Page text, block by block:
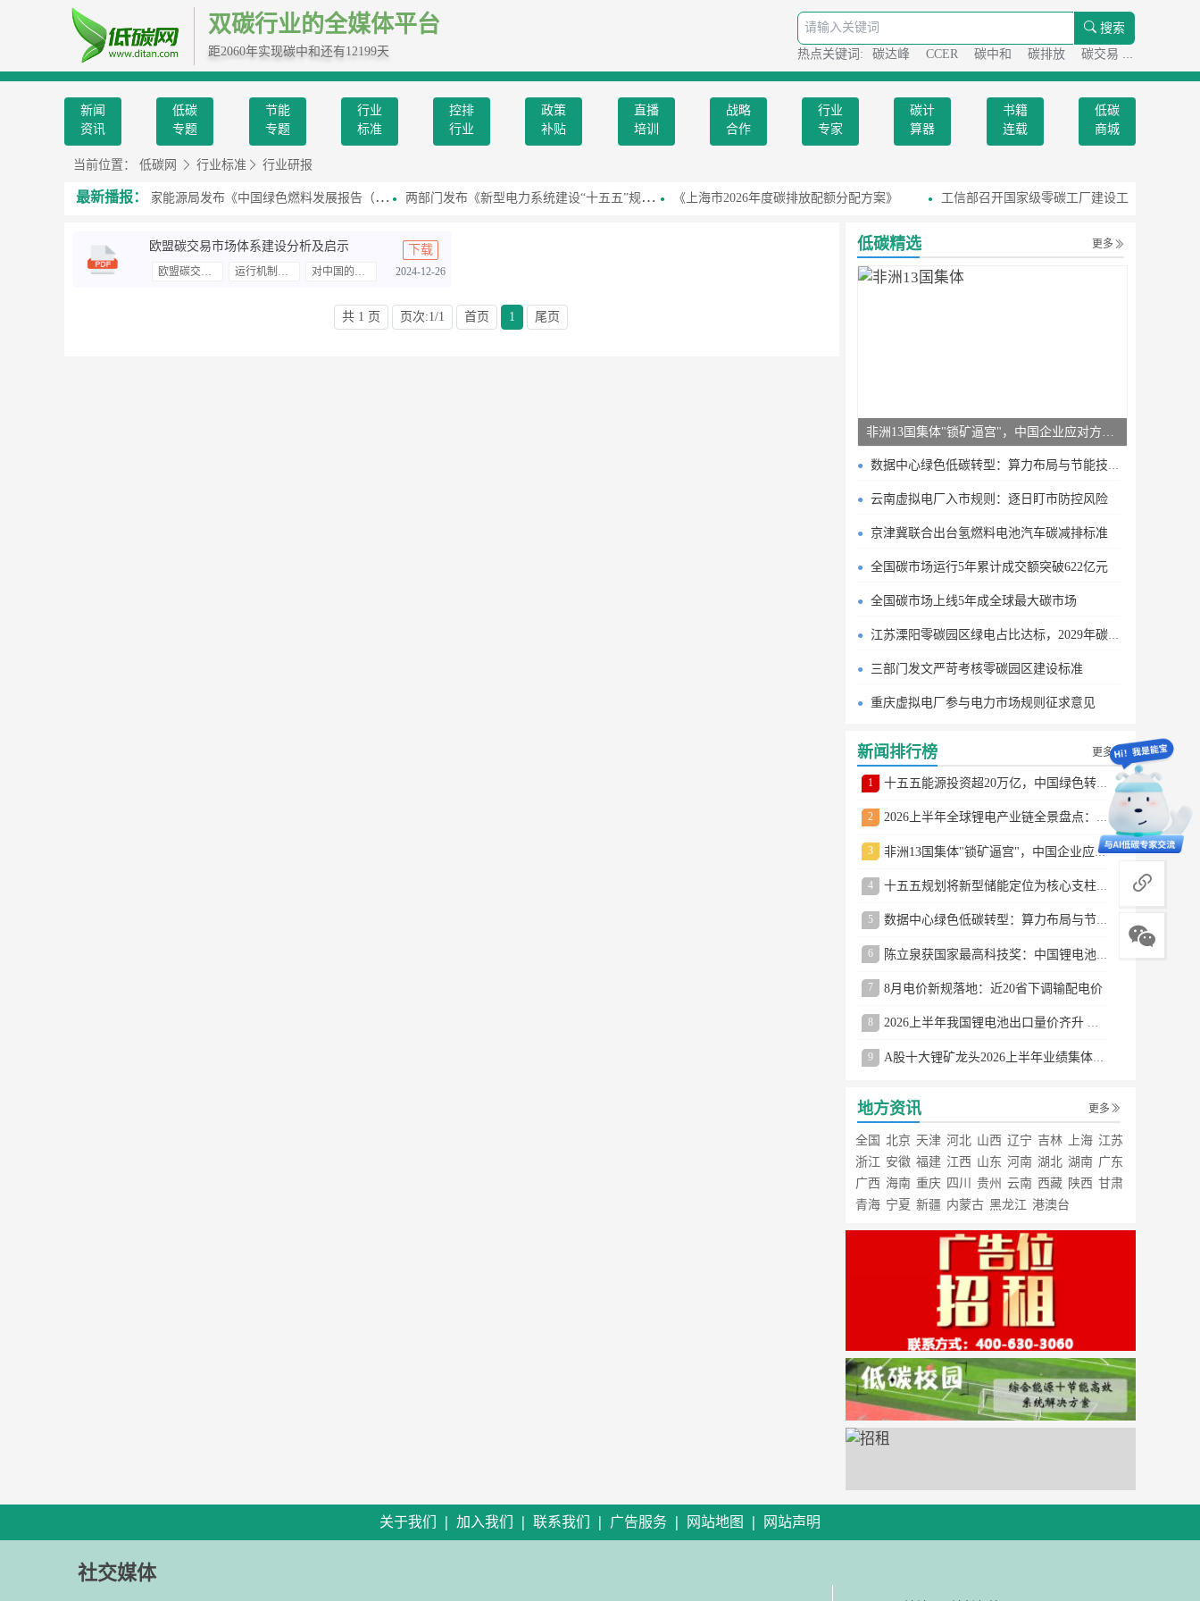
双碳行业的全媒体平台
距2060年实现碳中和还有12199天
搜索
热点关键词:
碳达峰 CCER 碳中和 碳排放 碳交易
新闻
资讯
低碳
专题
节能
专题
行业
标准
控排
行业
政策
补贴
直播
培训
战略
合作
行业
专家
碳计
算器
书籍
连载
低碳
商城
当前位置： 低碳网 行业标准 行业研报
最新播报：
”，指的是什么？ 国家能源局发布《中国绿色燃料发展报告（2026）》 两部门发布《新型电力系统建设“十五五”规划》 《上海市2026年度碳排放配额分配方案》 工信部召开国家级零碳工厂建设工作座谈会
欧盟碳交易市场体系建设分析及启示
欧盟碳交易市场 运行机制与成效 对中国的启示
下载
2024-12-26
共 1 页 页次:1/1 首页 1 尾页
低碳精选 更多
非洲13国集体"锁矿逼宫"，中国企业应对方案曝光
数据中心绿色低碳转型：算力布局与节能技术突破
云南虚拟电厂入市规则：逐日盯市防控风险
京津冀联合出台氢燃料电池汽车碳减排标准
全国碳市场运行5年累计成交额突破622亿元
全国碳市场上线5年成全球最大碳市场
江苏溧阳零碳园区绿电占比达标，2029年碳排目标明确
三部门发文严苛考核零碳园区建设标准
重庆虚拟电厂参与电力市场规则征求意见
新闻排行榜 更多
1 十五五能源投资超20万亿，中国绿色转型提速
2 2026上半年全球锂电产业链全景盘点：储能爆发、整车出口高增、材料供需分化
3 非洲13国集体"锁矿逼宫"，中国企业应对方案曝光
4 十五五规划将新型储能定位为核心支柱产业
5 数据中心绿色低碳转型：算力布局与节能技术突破
6
7 8月电价新规落地：近20省下调输配电价
8 2026上半年我国锂电池出口量价齐升 德国成最大市场
9 A股十大锂矿龙头2026上半年业绩集体大涨
地方资讯 更多
全国 北京 天津 河北 山西 辽宁 吉林 上海 江苏
浙江 安徽 福建 江西 山东 河南 湖北 湖南 广东
广西 海南 重庆 四川 贵州 云南 西藏 陕西 甘肃
青海 宁夏 新疆 内蒙古 黑龙江 港澳台
关于我们 加入我们 联系我们 广告服务 网站地图 网站声明
社交媒体